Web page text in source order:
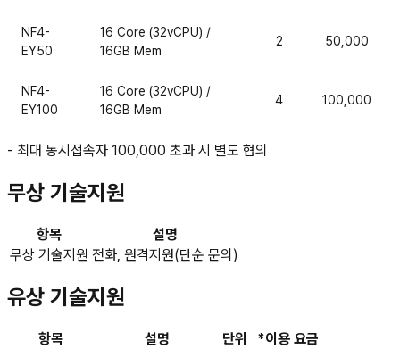
NF4-
EY50
16 Core (32vCPU) /
16GB Mem
2 50,000
NF4-
EY100
16 Core (32vCPU) /
16GB Mem
4 100,000
- 최대 동시접속자 100,000 초과 시 별도 협의
무상 기술지원
항목
설명
무상 기술지원 전화, 원격지원(단순 문의)
유상 기술지원
항목 설명 단위
*이용 요금